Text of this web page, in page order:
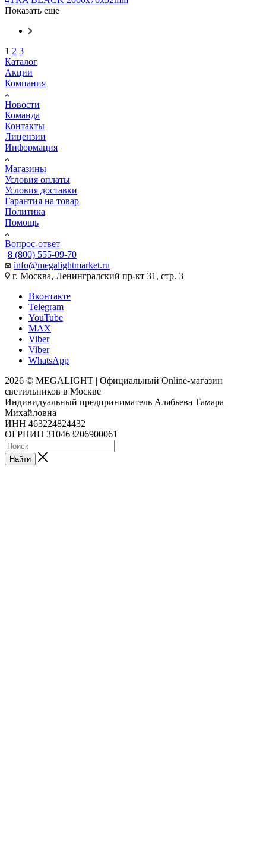
Показать еще
1 2 3
Каталог
Акции
Компания
Новости
Команда
Контакты
Лицензии
Информация
Магазины
Условия оплаты
Условия доставки
Гарантия на товар
Политика
Помощь
Вопрос-ответ
8 (800) 555-09-70
info@megalightmarket.ru
г. Москва, Ленинградский пр-кт 31, стр. 3
Вконтакте
Telegram
YouTube
MAX
Viber
Viber
WhatsApp
2026 © MEGALIGHT | Официальный Online-магазин
светильников в Москве
Индивидуальный предприниматель Алябьева Тамара
Михайловна
ИНН 463224824432
ОГРНИП 310463206900061
Найти